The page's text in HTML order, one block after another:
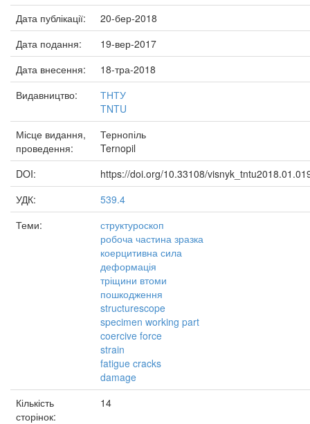
Дата публікації:
20-бер-2018
Дата подання:
19-вер-2017
Дата внесення:
18-тра-2018
Видавництво:
ТНТУ
TNTU
Місце видання,
проведення:
Тернопіль
Ternopil
DOI:
https://doi.org/10.33108/
УДК:
539.4
Теми:
структуроскоп
робоча частина зразка
коерцитивна сила
деформація
тріщини втоми
пошкодження
structurescope
specimen working part
coercive force
strain
fatigue cracks
damage
Кількість
сторінок:
14